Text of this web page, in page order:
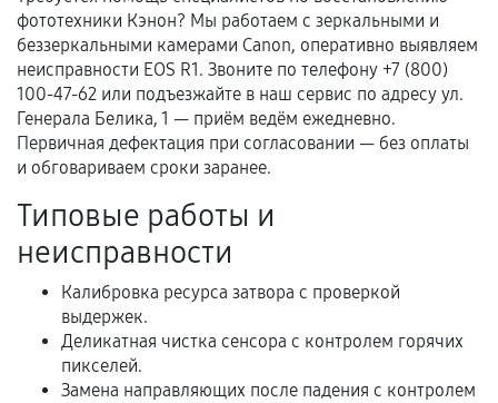
Документы для подтверждения
гарантии
Гарантийный талон.
услуг и сроком гарантии.
Документы на установленные комплектующие
и кассовый чек.
Расширенная гарантия
фототехники Кэнон? Мы работаем с зеркальными и
беззеркальными камерами Canon, оперативно выявляем
неисправности EOS R1. Звоните по телефону +7 (800)
100-47-62 или подъезжайте в наш сервис по адресу ул.
Генерала Белика, 1 — приём ведём ежедневно.
Первичная дефектация при согласовании — без оплаты
и обговариваем сроки заранее.
Типовые работы и
неисправности
Калибровка ресурса затвора с проверкой
выдержек.
Деликатная чистка сенсора с контролем горячих
пикселей.
Замена направляющих после падения с контролем